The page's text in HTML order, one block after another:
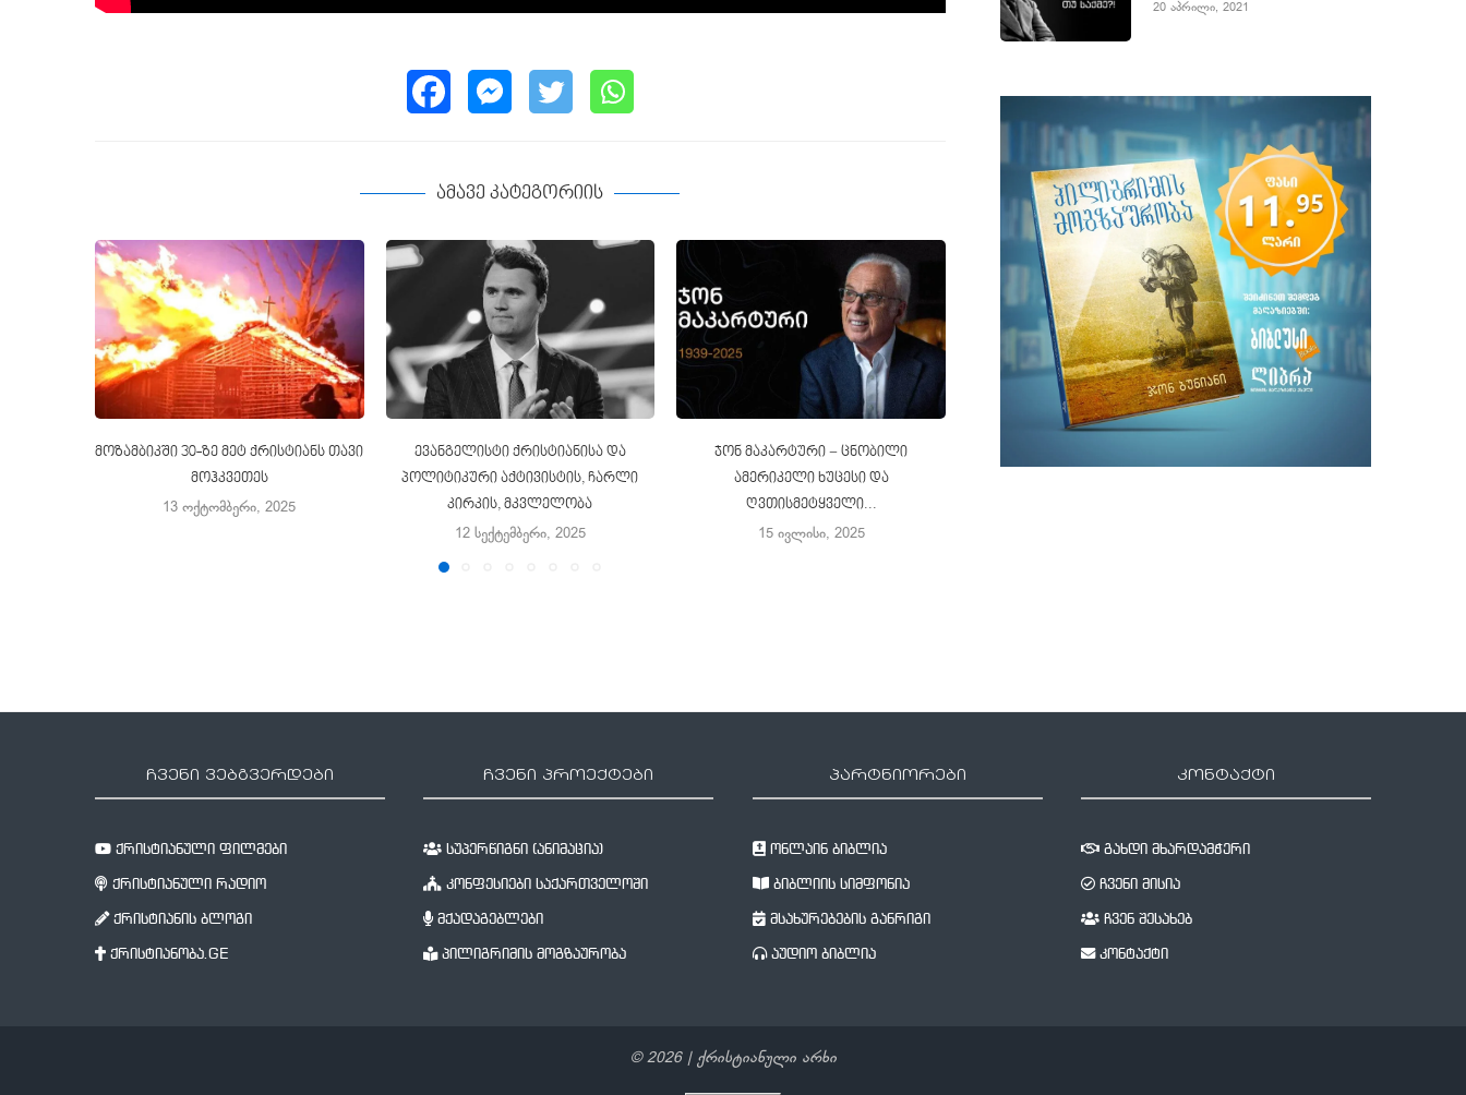
ამავე კატეგორიის
მოზამბიკში 30-ზე მეტ ქრისტიანს თავი
მოჰკვეთეს
13 ოქტომბერი, 2025
ევანგელისტი ქრისტიანისა და
პოლიტიკური აქტივისტის, ჩარლი
კირკის, მკვლელობა
12 სექტემბერი, 2025
ჯონ მაკარტური − ცნობილი
ამერიკელი ხუცესი და
ღვთისმეტყველი...
15 ივლისი, 2025
20 აპრილი, 2021
ჩვენი ვებგვერდები
ქრისტიანული ფილმები
ქრისტიანული რადიო
ქრისტიანის ბლოგი
ქრისტიანობა.GE
ჩვენი პროექტები
სუპერწიგნი (ანიმაცია)
კონფესიები საქართველოში
მქადაგებლები
პილიგრიმის მოგზაურობა
პარტნიორები
ონლაინ ბიბლია
ბიბლიის სიმფონია
მსახურებების განრიგი
აუდიო ბიბლია
კონტაქტი
გახდი მხარდამჭერი
ჩვენი მისია
ჩვენ შესახებ
კონტაქტი
©2026| ქრისტიანული არხი